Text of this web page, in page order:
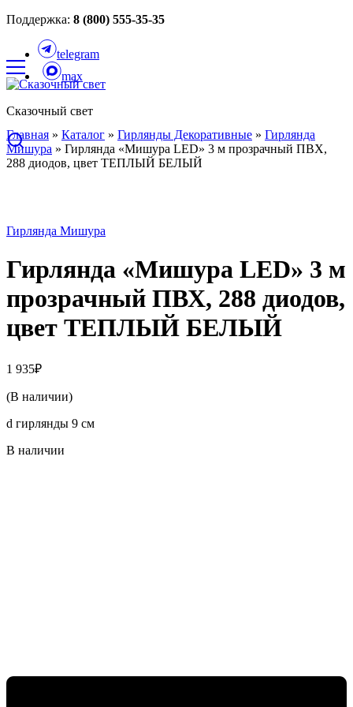
Поддержка: 8 (800) 555-35-35
telegram
max
Сказочный свет
Главная » Каталог » Гирлянды Декоративные » Гирлянда
Мишура » Гирлянда «Мишура LED» 3 м прозрачный ПВХ,
288 диодов, цвет ТЕПЛЫЙ БЕЛЫЙ
Гирлянда Мишура
Гирлянда «Мишура LED» 3 м
прозрачный ПВХ, 288 диодов,
цвет ТЕПЛЫЙ БЕЛЫЙ
1 935₽
(В наличии)
d гирлянды 9 см
В наличии